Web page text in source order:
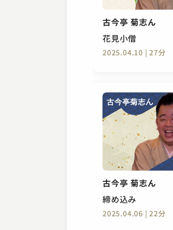
古今亭 菊志ん
花見小僧
2025.04.10 | 27分
古今亭 菊志ん
締め込み
2025.04.06 | 22分